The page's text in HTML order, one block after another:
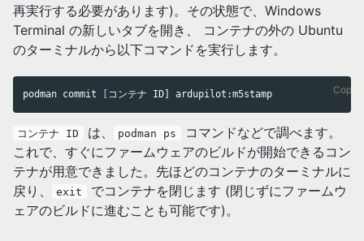
再実行する必要があります)。その状態で、Windows
Terminal の新しいタブを開き、 コンテナの外の Ubuntu
のターミナルから以下コマンドを実行します。
Copy
podman commit [
コンテナ ID は、 podman ps
コマンドなどで調べます。
これで、すぐにファームウェアのビルドが開始できるコン
テナが用意できました。先ほどのコンテナのターミナルに
戻り、
exit
でコンテナを閉じます (閉じずにファームウ
ェアのビルドに進むことも可能です)。